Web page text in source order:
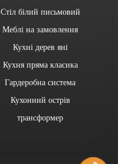
Стіл білий письмовий
Меблі на замовлення
Кухні дерев яні
Кухня пряма класика
Гардеробна система
Кухонний острів
трансформер